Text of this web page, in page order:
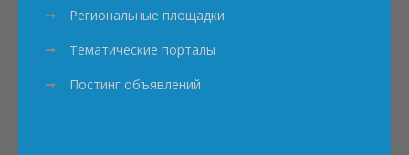
Региональные площадки
Тематические порталы
Постинг объявлений